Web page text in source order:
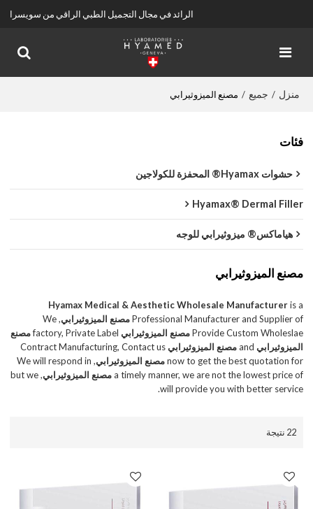
الرائد في مجال التجميل الطبي الراقي من سويسرا
منزل / جميع / مصنع الميزوثيرابي
فئات
حشوات Hyamax® المحفزة للكولاجين
Hyamax® Dermal Filler
هياماكس® ميزوثيرابي للوجه
مصنع الميزوثيرابي
Hyamax Medical & Aesthetic Wholesale Manufactureris a
Professional Manufacturer and Supplier of مصنع الميزوثيرابي , We
Provide Custom Wholeslae مصنع الميزوثيرابي
مصنع
الميزوثيرابي
مصنع الميزوثيرابي Contract Manufacturing, Contact us
now to get the best quotation for مصنع الميزوثيرابي , We will respond in
a timely manner, we are not the lowest price of مصنع الميزوثيرابي , but we
will provide you with better service.
22 نتيجة